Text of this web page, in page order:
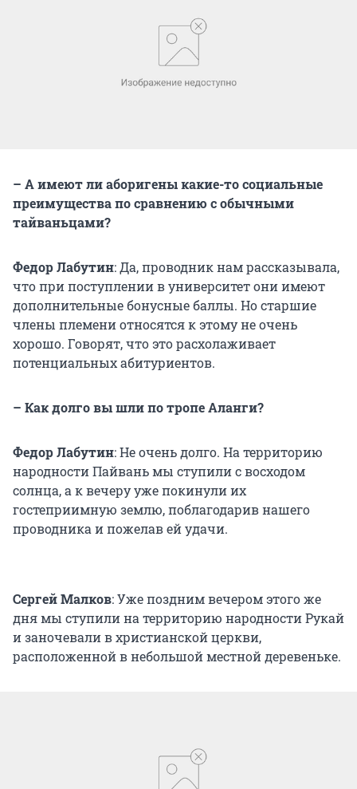
– А имеют ли аборигены какие-то социальные
преимущества по сравнению с обычными
тайваньцами?
Федор Лабутин: Да, проводник нам рассказывала,
что при поступлении в университет они имеют
дополнительные бонусные баллы. Но старшие
члены племени относятся к этому не очень
хорошо. Говорят, что это расхолаживает
потенциальных абитуриентов.
– Как долго вы шли по тропе Аланги?
Федор Лабутин: Не очень долго. На территорию
народности Пайвань мы ступили с восходом
солнца, а к вечеру уже покинули их
гостеприимную землю, поблагодарив нашего
проводника и пожелав ей удачи.
Сергей Малков: Уже поздним вечером этого же
дня мы ступили на территорию народности Рукай
и заночевали в христианской церкви,
расположенной в небольшой местной деревеньке.